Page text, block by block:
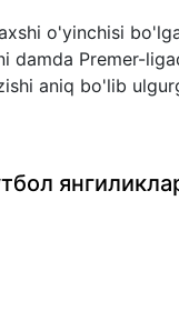
o'yinchisi
damda Premer-
aniq bo'lib